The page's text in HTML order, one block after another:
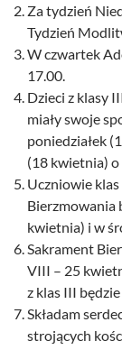
Za tydzień
Tydzień
W czwartek
17.00.
Dzieci z klasy
miały swoje
poniedziałek
(18 kwietnia) o
Uczniowie
Bierzmowania
kwietnia) i w
Sakrament
VIII – 25
z klas III
Składam
strojących